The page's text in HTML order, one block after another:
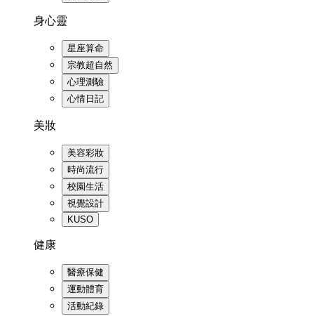
身心靈
星座算命
宗教超自然
心理測驗
心情日記
美妝
美容彩妝
時尚流行
校園生活
視覺設計
KUSO
健康
醫療保健
運動體育
活動紀錄